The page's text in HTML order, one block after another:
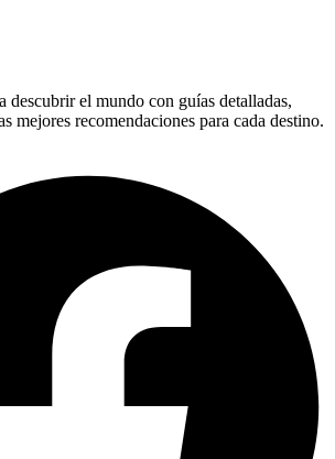
descubrir el mundo con guías detalladas,
mejores recomendaciones para cada destino.